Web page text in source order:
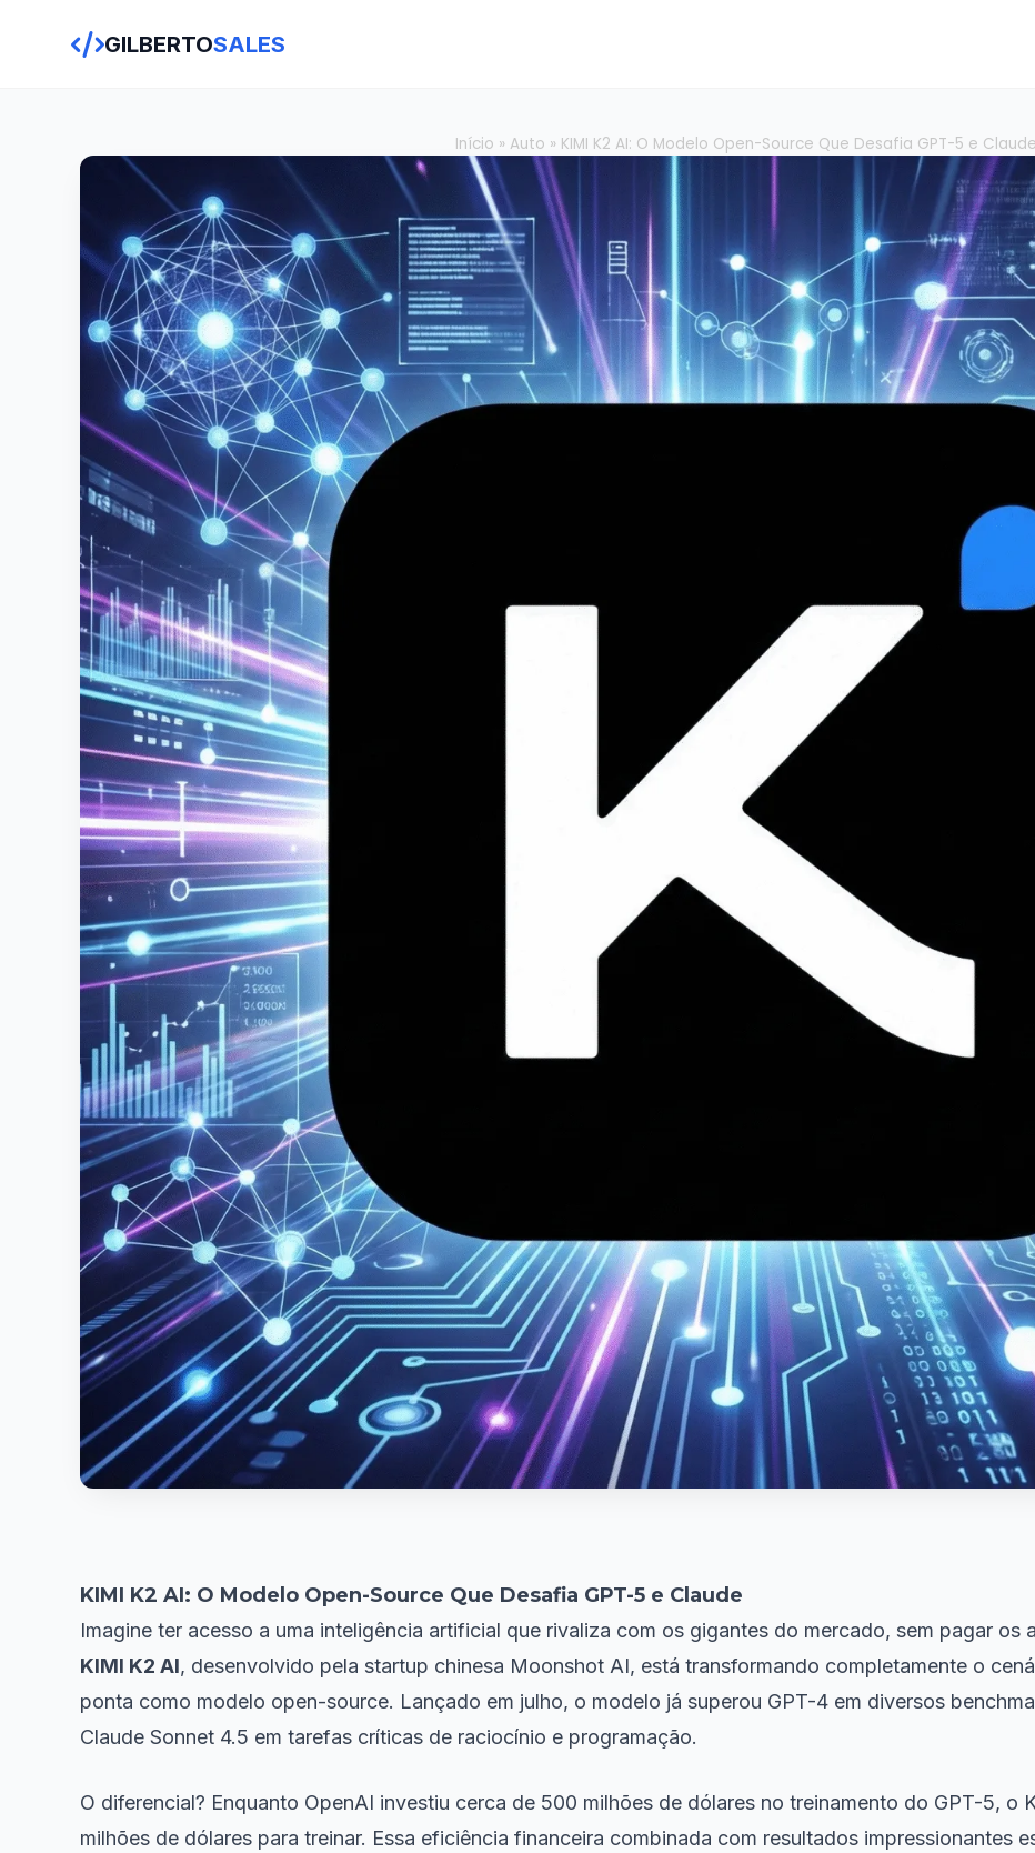
GILBERTOSALES
Início » Auto » KIMI K2 AI: O Modelo Open-Source Que Desafia GPT-5 e Claude
KIMI K2 AI: O Modelo Open-Source Que Desafia GPT-5 e Claude
Imagine ter acesso a uma inteligência artificial que rivaliza com os gigantes do mercado, sem pagar
KIMI K2 AI, desenvolvido pela startup chinesa Moonshot AI, está transformando completamente o
ponta como modelo open-source. Lançado em julho, o modelo já superou GPT-4 em diversos
Claude Sonnet 4.5 em tarefas críticas de raciocínio e programação.
O diferencial? Enquanto OpenAI investiu cerca de 500 milhões de dólares no treinamento do GPT-5, o
milhões de dólares para treinar. Essa eficiência financeira combinada com resultados impressionantes